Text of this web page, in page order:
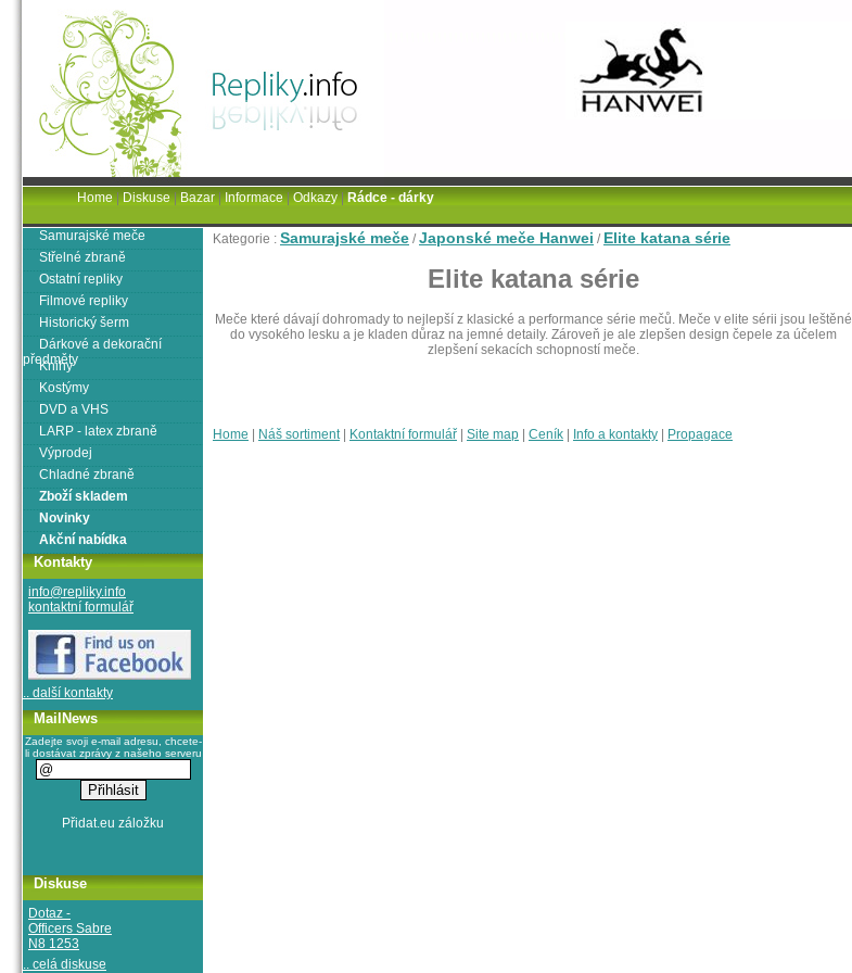
Kategorie : Samurajské meče /Japonské meče Hanwei / Elite katana série
Elite katana série
Meče které dávají dohromady to nejlepší z klasické a performance série mečů. Meče v elite sérii jsou leštěné
do vysokého lesku a je kladen důraz na jemné detaily. Zároveň je ale zlepšen design čepele za účelem
zlepšení sekacích schopností meče.
Home Náš sortiment| Kontaktní formulář Site map Ceník Info a kontakty Propagace
Samurajské meče
Střelné zbraně
Ostatní repliky
Filmové repliky
Historický šerm
Dárkové a dekorační
předměty
Knihy
Kostýmy
DVD a VHS
LARP - latex zbraně
Výprodej
Chladné zbraně
Zboží skladem
Novinky
Akční nabídka
Kontakty
info@repliky.info
kontaktní formulář
.. další kontakty
MailNews
Zadejte svoji e-mail adresu, chcete-
li dostávat zprávy z našeho serveru
Diskuse
Dotaz -
Officers Sabre
N8 1253
.. celá diskuse
Home|Diskuse|Bazar|Informace|Odkazy|Rádce - dárky